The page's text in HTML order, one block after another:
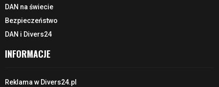
DAN na świecie
Bezpieczeństwo
DAN i Divers24
INFORMACJE
Reklama w Divers24.pl